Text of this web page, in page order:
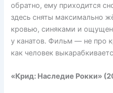
обратно, ему приходится
здесь сняты максимально
кровью, синяками и
у канатов. Фильм — не про
как человек
«Крид: Наследие Рокки»